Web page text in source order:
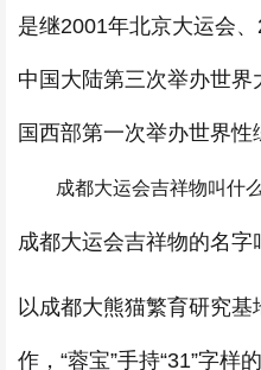
是继2001年北京大运会
中国大陆第三次举办世
国西部第一次举办世界性
成都大运会吉祥物叫什么
成都大运会吉祥物的名字
以成都大熊猫繁育研究基
作，“蓉宝”手持“31”字样